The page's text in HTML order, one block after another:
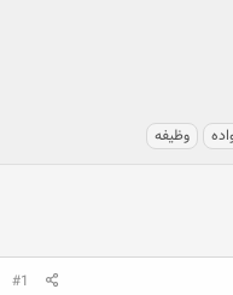
وظیفه
#1